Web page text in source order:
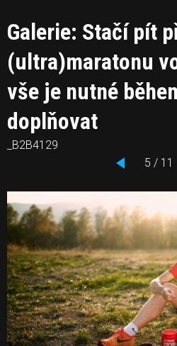
Galerie: Stačí pít
(ultra)maratonu
vše je nutné
doplňovat
_B2B4129
5 / 11